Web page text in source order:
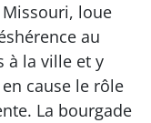
loue
au
à la ville et y
cause le rôle
La bourgade